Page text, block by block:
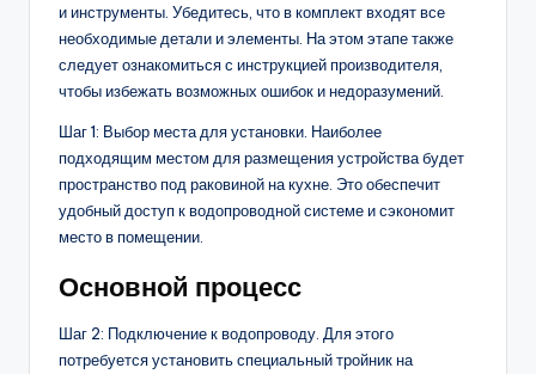
и инструменты. Убедитесь, что в комплект входят все
необходимые детали и элементы. На этом этапе также
следует ознакомиться с инструкцией производителя,
чтобы избежать возможных ошибок и недоразумений.
Шаг 1: Выбор места для установки. Наиболее
подходящим местом для размещения устройства будет
пространство под раковиной на кухне. Это обеспечит
удобный доступ к водопроводной системе и сэкономит
место в помещении.
Основной процесс
Шаг 2: Подключение к водопроводу. Для этого
потребуется установить специальный тройник на